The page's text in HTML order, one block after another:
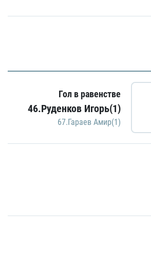
Гол в равенстве
46.Руденков Игорь(1)
67.Гараев Амир(1)